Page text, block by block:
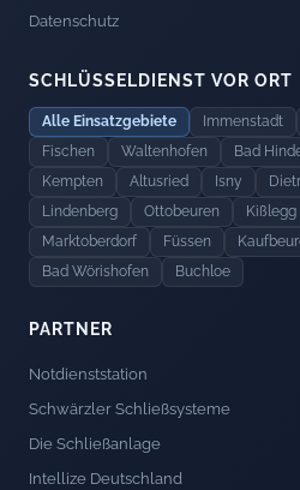
Datenschutz
SCHLÜSSELDIENST VOR ORT
Alle Einsatzgebiete Immenstadt
Fischen
Waltenhofen Bad
Kempten
Altusried Isny
Lindenberg
Ottobeuren Kißlegg
Marktoberdorf
Füssen
Bad Wörishofen
Buchloe
PARTNER
Notdienststation
Schwärzler Schließsysteme
Die Schließanlage
Intellize Deutschland